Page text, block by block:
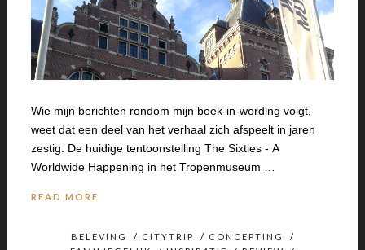
Wie mijn berichten rondom mijn boek-in-wording volgt,
weet dat een deel van het verhaal zich afspeelt in jaren
zestig. De huidige tentoonstelling The Sixties - A
Worldwide Happening in het Tropenmuseum …
READ MORE
BELEVING / CITYTRIP / CONCEPTING
/